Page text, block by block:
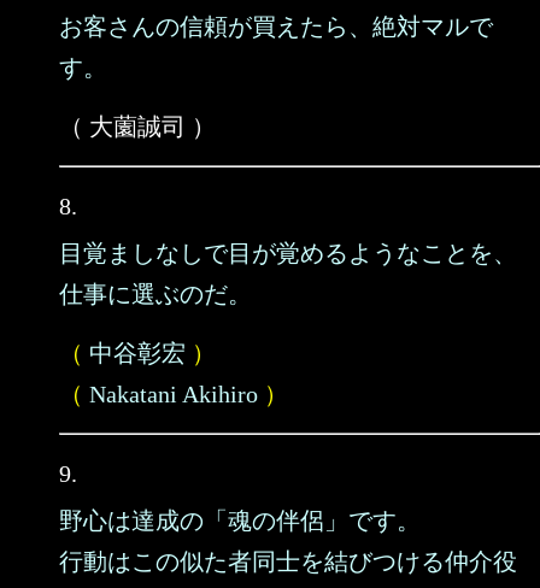
お客さんの信頼が買えたら、絶対マルで
す。
（ 大薗誠司 ）
8.
目覚ましなしで目が覚めるようなことを、
仕事に選ぶのだ。
（ 中谷彰宏 ）
（ Nakatani Akihiro ）
9.
野心は達成の「魂の伴侶」です。
行動はこの似た者同士を結びつける仲介役